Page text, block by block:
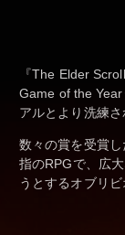
『The Elder
Game of the Year
アルとより洗練さ
数々の賞を受賞
指のRPGで、広
うとするオブリビ